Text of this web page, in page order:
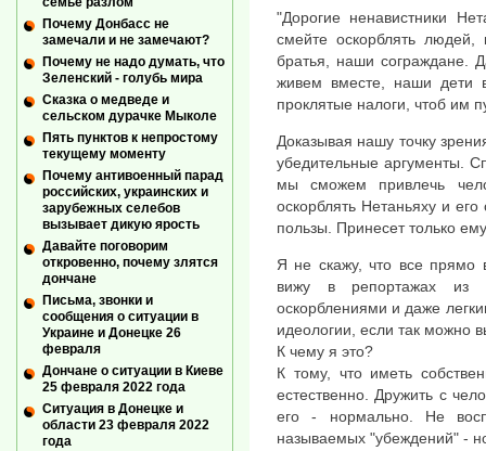
"Дорогие ненавистники
смейте оскорблять
братья, наши сограждане.
живем вместе, наши дети
проклятые налоги, чтоб им
Доказывая нашу точку
убедительные аргументы.
мы сможем привлечь
оскорблять Нетаньяху и
пользы. Принесет только
Я не скажу, что все прямо
вижу в репортажах из
оскорблениями и даже
идеологии, если так можно
К чему я это?
К тому, что иметь
естественно. Дружить с
его - нормально. Не
называемых "убеждений" -
Почему Донбасс не
замечали и не замечают?
Почему не надо думать, что
Зеленский - голубь мира
Сказка о медведе и
сельском дурачке Мыколе
Пять пунктов к непростому
текущему моменту
Почему антивоенный парад
российских, украинских и
зарубежных селебов
вызывает дикую ярость
Давайте поговорим
откровенно, почему злятся
дончане
Письма, звонки и
сообщения о ситуации в
Украине и Донецке 26
февраля
Дончане о ситуации в Киеве
25 февраля 2022 года
Ситуация в Донецке и
области 23 февраля 2022
года